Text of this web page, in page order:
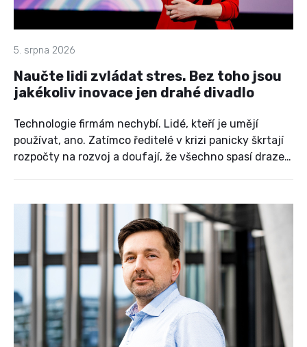
5. srpna 2026
Naučte lidi zvládat stres. Bez toho jsou
jakékoliv inovace jen drahé divadlo
Technologie firmám nechybí. Lidé, kteří je umějí
používat, ano. Zatímco ředitelé v krizi panicky škrtají
rozpočty na rozvoj a doufají, že všechno spasí draze
mrhání penězi. Místo zázračných zkratek a
bezhlavého tlačení na výkon nabízí střízlivý pohled na
to, jak ve firmách probudit adaptaci, nezabít
kreativitu a nevyhořet.